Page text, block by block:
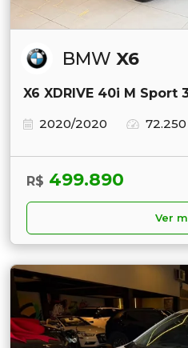
BMW X6
X6 XDRIVE 40i M Sport
2020/2020
R$ 499.890
Ver